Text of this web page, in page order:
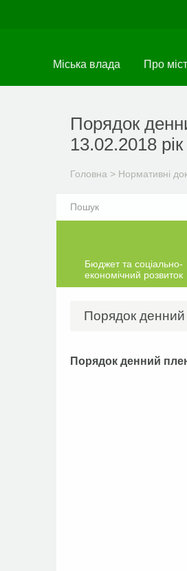
Міська влада Про
Порядок
13.02.2018 рік
Головна > Нормативні
Бюджет та соціально-
економічний розвиток
Порядок денний
Порядок денний